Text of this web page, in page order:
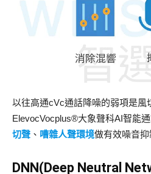
以往高通cVc通話降噪的弱項是風
ElevocVocplus®大象聲科AI智能
切聲 、 嘈雜人聲環境做有效噪音抑
DNN(Deep Neutral